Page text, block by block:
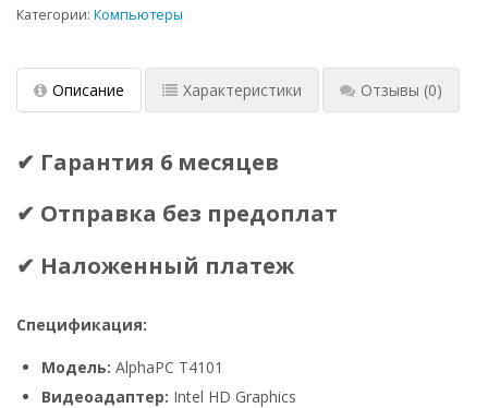
Категории: Компьютеры
Описание Характеристики Отзывы (0)
✔ Гарантия 6 месяцев
✔ Отправка без предоплат
✔ Наложенный платеж
Спецификация:
Модель: AlphaPC Т4101
Видеоадаптер: Intel HD Graphics